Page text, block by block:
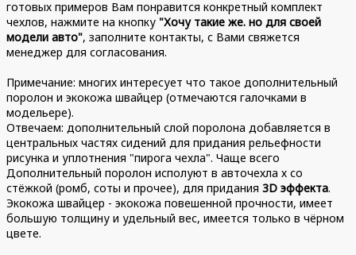
готовых примеров Вам понравится конкретный комплект
чехлов, нажмите на кнопку "Хочу такие же. но для своей
модели авто", заполните контакты, с Вами свяжется
менеджер для согласования.
Примечание: многих интересует что такое дополнительный
поролон и экокожа швайцер (отмечаются галочками в
модельере).
Отвечаем: дополнительный слой поролона добавляется в
центральных частях сидений для придания рельефности
рисунка и уплотнения "пирога чехла". Чаще всего
Дополнительный поролон исполуют в авточехла х со
стёжкой (ромб, соты и прочее), для придания3D эффекта.
Экокожа швайцер - экокожа повешенной прочности, имеет
большую толщину и удельный вес, имеется только в чёрном
цвете.